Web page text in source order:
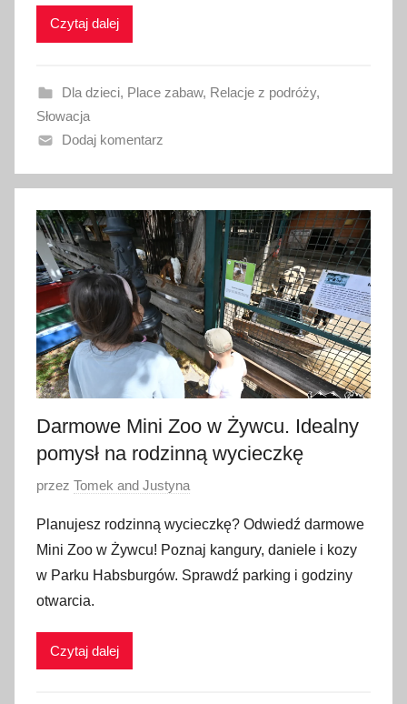
w
n
o
1
m
a
j
a
2
0
2
6
Czytaj dalej
Dla dzieci, Place zabaw, Relacje z podróży,
Słowacja
Dodaj komentarz
Darmowe Mini Zoo w Żywcu. Idealny
pomysł na rodzinną wycieczkę
O
u
b
l
i
w
przez Tomek and Justyna
Planujesz rodzinną wycieczkę? Odwiedź darmowe
Mini Zoo w Żywcu! Poznaj kangury, daniele i kozy
w Parku Habsburgów. Sprawdź parking i godziny
otwarcia.
Czytaj dalej